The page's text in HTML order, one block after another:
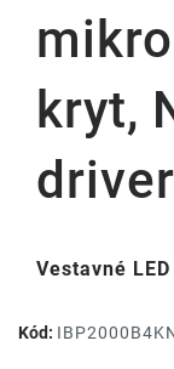
kryt,
Vestavné
Kód: